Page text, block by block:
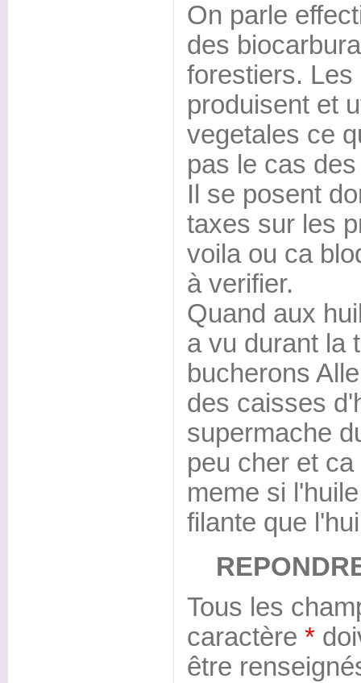
On parle
des
forestiers.
produisent et
vegetales ce
pas le cas
Il se posent
taxes sur les
voila ou ca
à verifier.
Quand aux
a vu durant la
bucherons
des caisses
supermache
peu cher et
meme si
filante que
Tous les
caractère *
être